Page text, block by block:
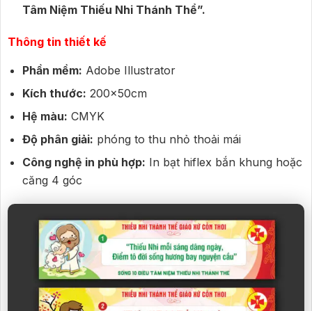
Tâm Niệm Thiếu Nhi Thánh Thể”.
Thông tin thiết kế
Phần mềm: Adobe Illustrator
Kích thước: 200x50cm
Hệ màu: CMYK
Độ phân giải: phóng to thu nhỏ thoải mái
Công nghệ in phù hợp: In bạt hiflex bắn khung hoặc
căng 4 góc